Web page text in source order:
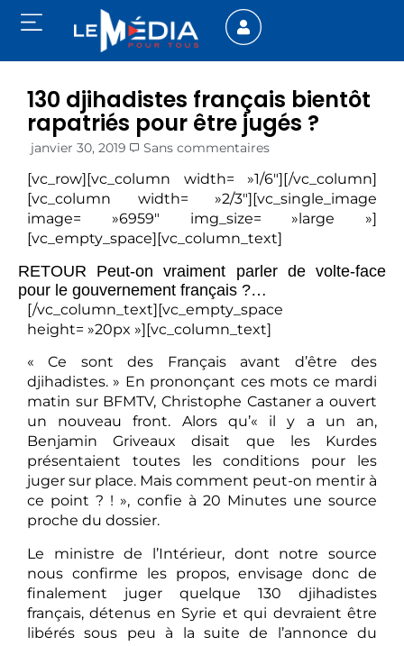
130 djihadistes français bientôt
rapatriés pour être jugés ?
janvier 30, 2019 Sans commentaires
[vc_row][vc_column width= »1/6″][/vc_column]
[vc_column width= »2/3″][vc_single_image
image= »6959″ img_size= »large »]
[vc_empty_space][vc_column_text]
RETOUR Peut-on vraiment parler de volte-face
pour le gouvernement français ?…
[/vc_column_text][vc_empty_space
height= »20px »][vc_column_text]
« Ce sont des Français avant d’être des
djihadistes. » En prononçant ces mots ce mardi
matin sur BFMTV, Christophe Castaner a ouvert
un nouveau front. Alors qu’« il y a un an,
Benjamin Griveaux disait que les Kurdes
présentaient toutes les conditions pour les
juger sur place. Mais comment peut-on mentir à
ce point ? ! », confie à 20 Minutes une source
proche du dossier.
Le ministre de l’Intérieur, dont notre source
nous confirme les propos, envisage donc de
finalement juger quelque 130 djihadistes
français, détenus en Syrie et qui devraient être
libérés sous peu à la suite de l’annonce du